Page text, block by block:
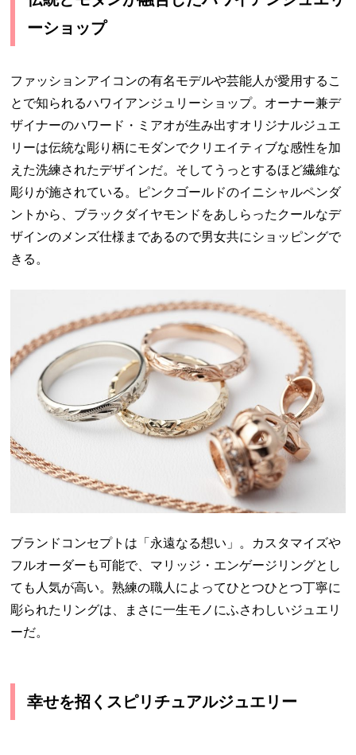
ーショップ
ファッションアイコンの有名モデルや芸能人が愛用するこ
とで知られるハワイアンジュリーショップ。オーナー兼デ
ザイナーのハワード・ミアオが生み出すオリジナルジュエ
リーは伝統な彫り柄にモダンでクリエイティブな感性を加
えた洗練されたデザインだ。そしてうっとするほど繊維な
彫りが施されている。ピンクゴールドのイニシャルペンダ
ントから、ブラックダイヤモンドをあしらったクールなデ
ザインのメンズ仕様まであるので男女共にショッピングで
きる。
ブランドコンセプトは「永遠なる想い」。カスタマイズや
フルオーダーも可能で、マリッジ・エンゲージリングとし
ても人気が高い。熟練の職人によってひとつひとつ丁寧に
彫られたリングは、まさに一生モノにふさわしいジュエリ
ーだ。
幸せを招くスピリチュアルジュエリー